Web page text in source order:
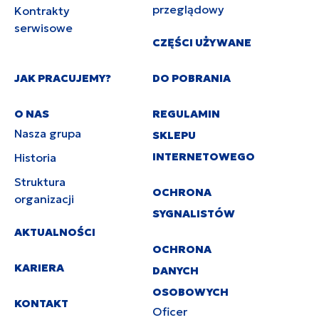
Kontrakty
serwisowe
przeglądowy
CZĘŚCI UŻYWANE
JAK PRACUJEMY?
O NAS
Nasza grupa
Historia
Struktura
organizacji
AKTUALNOŚCI
KARIERA
KONTAKT
DO POBRANIA
REGULAMIN
SKLEPU
INTERNETOWEGO
OCHRONA
SYGNALISTÓW
OCHRONA
DANYCH
OSOBOWYCH
Oficer